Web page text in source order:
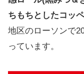
ちもちとしたコッ
地区のローソンで
っています。